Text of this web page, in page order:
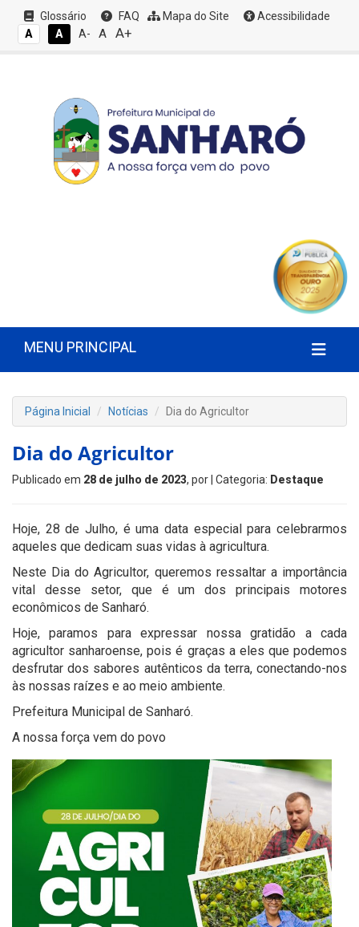
Glossário FAQ Mapa do Site
Acessibilidade
A
A A- A A+
MENU PRINCIPAL
Página Inicial Notícias Dia do Agricultor
Dia do Agricultor
Publicado em 28 de julho de 2023, por | Categoria: Destaque
Hoje, 28 de Julho, é uma data especial para celebrarmos
aqueles que dedicam suas vidas à agricultura.
Neste Dia do Agricultor, queremos ressaltar a importância
vital desse setor, que é um dos principais motores
econômicos de Sanharó.
Hoje, paramos para expressar nossa gratidão a cada
agricultor sanharoense, pois é graças a eles que podemos
desfrutar dos sabores autênticos da terra, conectando-nos
às nossas raízes e ao meio ambiente.
Prefeitura Municipal de Sanharó.
A nossa força vem do povo